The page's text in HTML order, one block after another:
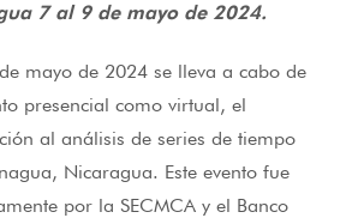
7 al 9 de mayo de 2024.
mayo de 2024 se lleva a cabo de
presencial como virtual, el
al análisis de series de tiempo
Nicaragua. Este evento fue
por la SECMCA y el Banco